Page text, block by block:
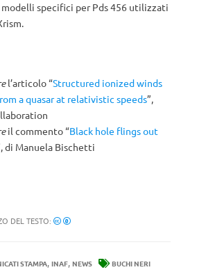
specifici per Pds 456 utilizzati
l’articolo “Structured ionized winds
a quasar at relativistic speeds”,
il commento “Black hole flings out
di Manuela Bischetti
DEL TESTO:
STAMPA, INAF, NEWS
BUCHI NERI